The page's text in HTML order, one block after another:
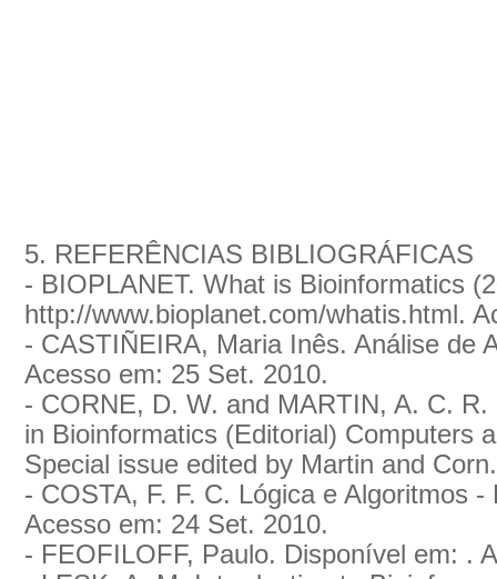
5. REFERÊNCIAS BIBLIOGRÁFICAS
- BIOPLANET. What is Bioinformatics
http://www.bioplanet.com/whatis.html.
- CASTIÑEIRA, Maria Inês. Análise de
Acesso em: 25 Set. 2010.
- CORNE, D. W. and MARTIN, A. C.
in Bioinformatics (Editorial) Computers
Special issue edited by Martin and Corn.
- COSTA, F. F. C. Lógica e Algoritmos
Acesso em: 24 Set. 2010.
- FEOFILOFF, Paulo. Disponível em: .